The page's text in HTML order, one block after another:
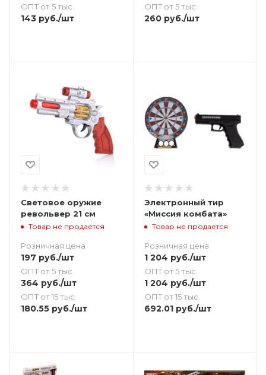
ОПТ от 5 тыс.
143 руб./шт
ОПТ от 5 тыс.
260руб./шт
Световое оружие
револьвер 21 см
Товар не продается
Розничная цена
197 руб./шт
ОПТ от 5 тыс.
364 руб./шт
ОПТ от 15 тыс.
180.55 руб./шт
Электронный тир
«Миссия комбата»
Товар не продается
Розничная цена
1 204 руб./шт
ОПТ от 5 тыс.
1 204 руб./шт
ОПТ от 15 тыс.
692.01руб./шт